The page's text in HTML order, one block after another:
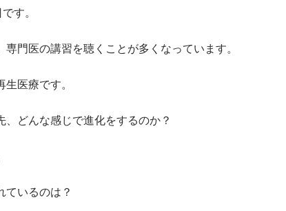
す。
専門医の講習を聴くことが多くなっています。
医療です。
、どんな感じで進化をするのか？
ているのは？